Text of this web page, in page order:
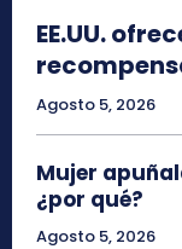
EE.UU.
Agosto 5, 2026
Mujer
¿por qué?
Agosto 5, 2026